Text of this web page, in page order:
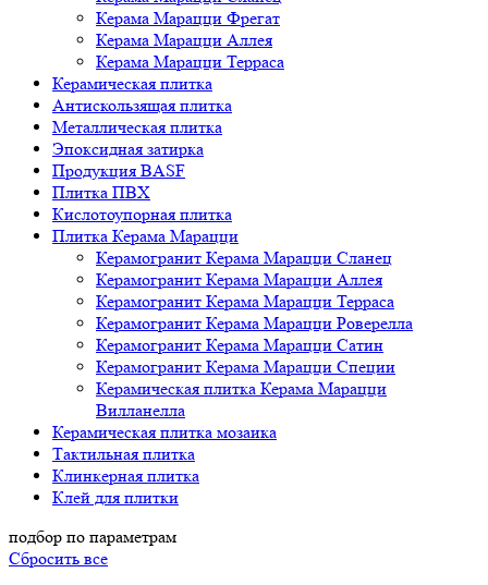
Керама Марацци Фрегат
Керама Марацци Аллея
Керама Марацци Терраса
Керамическая плитка
Антискользящая плитка
Металлическая плитка
Эпоксидная затирка
Продукция BASF
Плитка ПВХ
Кислотоупорная плитка
Плитка Керама Марацци
Керамогранит Керама Марацци Сланец
Керамогранит Керама Марацци Аллея
Керамогранит Керама Марацци Терраса
Керамогранит Керама Марацци Роверелла
Керамогранит Керама Марацци Сатин
Керамогранит Керама Марацци Специи
Керамическая плитка Керама Марацци
Вилланелла
Керамическая плитка мозаика
Тактильная плитка
Клинкерная плитка
Клей для плитки
подбор по параметрам
Сбросить все